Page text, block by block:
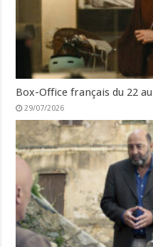
Box-Office français du 22
29/07/2026